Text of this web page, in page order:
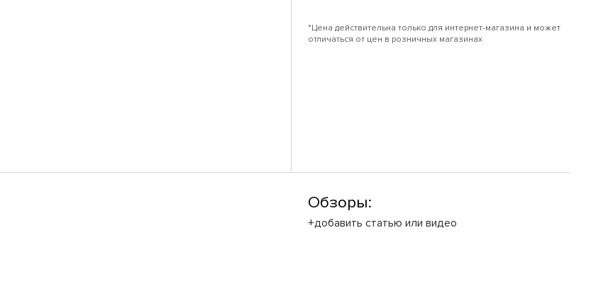
*Цена действительна только для интернет-магазина и может
отличаться от цен в розничных магазинах
Обзоры:
+добавить статью или видео